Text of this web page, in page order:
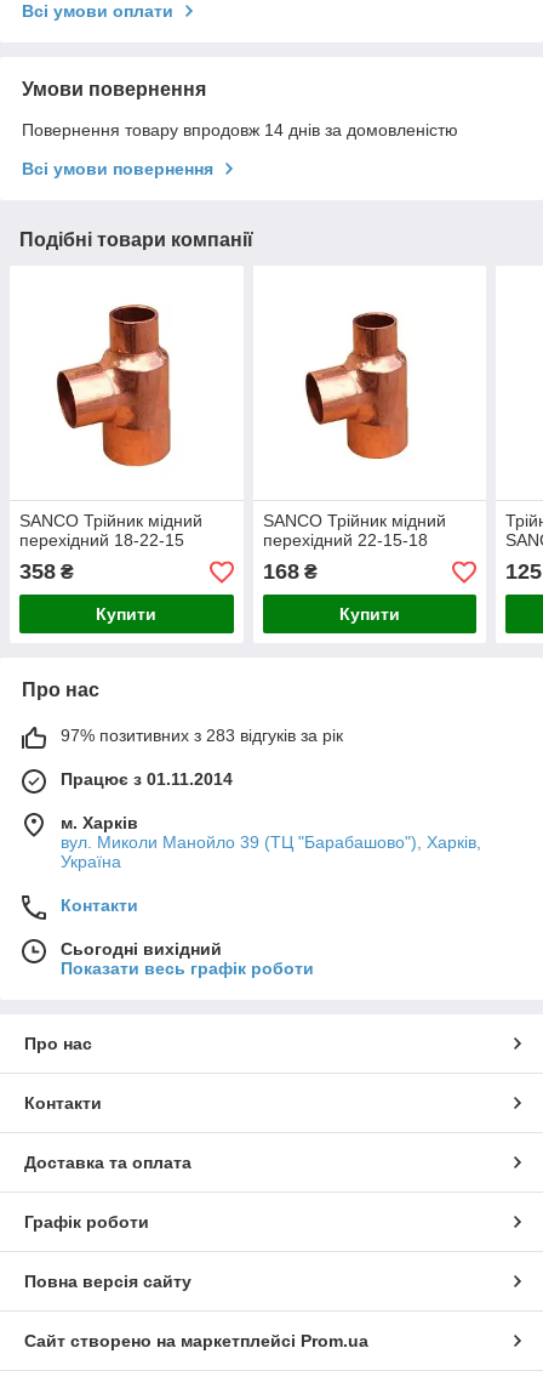
Всі умови оплати
Умови повернення
Повернення товару впродовж 14 днів за домовленістю
Всі умови повернення
Подібні товари компанії
SANCO Трійник мідний
перехідний 18-22-15
358 ₴
Купити
SANCO Трійник мідний
перехідний 22-15-18
168₴
Купити
125
Про нас
97% позитивних з 283 відгуків за рік
Працює з 01.11.2014
м. Харків
вул. Миколи Манойло 39 (ТЦ "Барабашово"), Харків,
Україна
Контакти
Сьогодні вихідний
Показати весь графік роботи
Про нас
Контакти
Доставка та оплата
Графік роботи
Повна версія сайту
Сайт створено на маркетплейсі Prom.ua